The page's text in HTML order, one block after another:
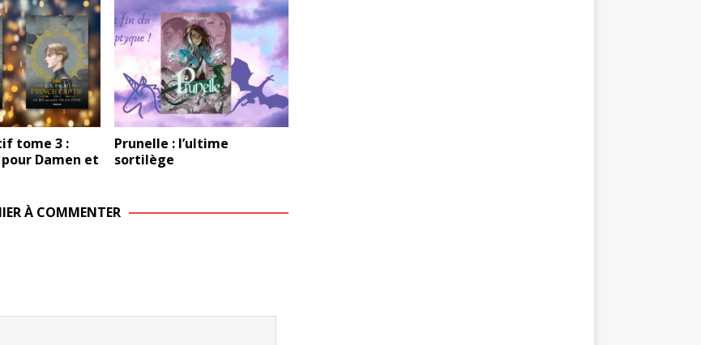
tome 3 :
Damen et
Prunelle : l’ultime
sortilège
À COMMENTER